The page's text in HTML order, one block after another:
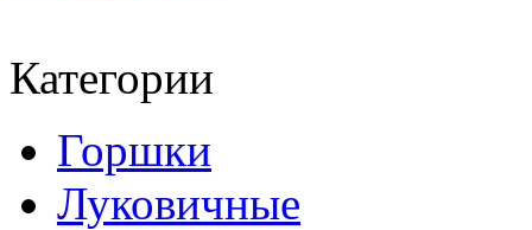
Категории
Горшки
Луковичные